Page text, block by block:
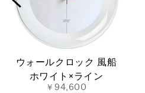
ウォールクロック 風船
ホワイト×ライン
￥94,600